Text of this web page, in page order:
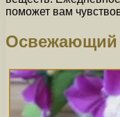
поможет вам